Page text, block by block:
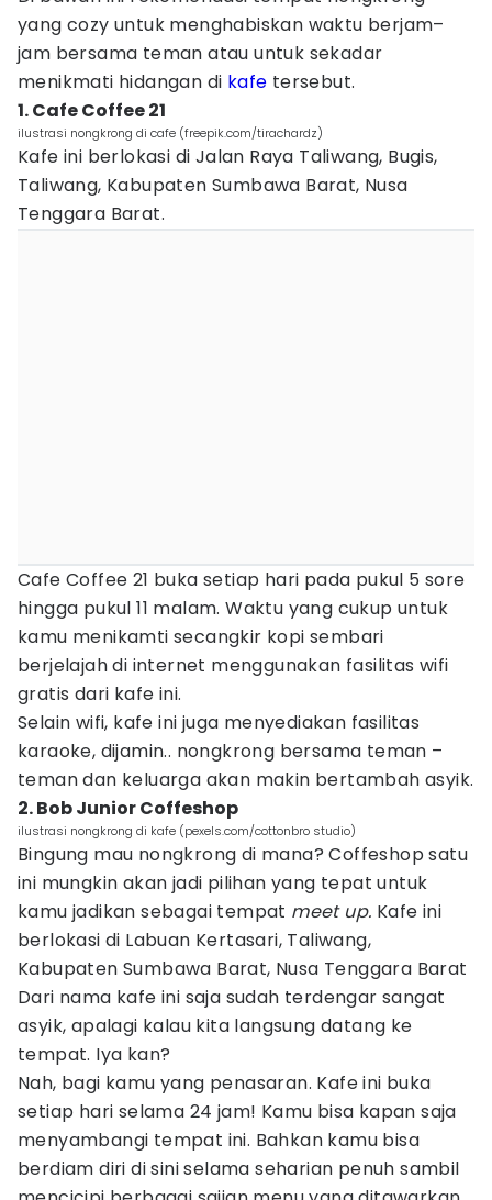
yang cozy untuk menghabiskan waktu berjam–
jam bersama teman atau untuk sekadar
menikmati hidangan di kafe tersebut.
1. Cafe Coffee 21
ilustrasi nongkrong di cafe (freepik.com/tirachardz)
Kafe ini berlokasi di Jalan Raya Taliwang, Bugis,
Taliwang, Kabupaten Sumbawa Barat, Nusa
Tenggara Barat.
Cafe Coffee 21 buka setiap hari pada pukul 5 sore
hingga pukul 11 malam. Waktu yang cukup untuk
kamu menikamti secangkir kopi sembari
berjelajah di internet menggunakan fasilitas wifi
gratis dari kafe ini.
Selain wifi, kafe ini juga menyediakan fasilitas
karaoke, dijamin.. nongkrong bersama teman –
teman dan keluarga akan makin bertambah asyik.
2. Bob Junior Coffeshop
ilustrasi nongkrong di kafe (pexels.com/cottonbro studio)
Bingung mau nongkrong di mana? Coffeshop satu
ini mungkin akan jadi pilihan yang tepat untuk
kamu jadikan sebagai tempat meet up. Kafe ini
berlokasi di Labuan Kertasari, Taliwang,
Kabupaten Sumbawa Barat, Nusa Tenggara Barat
Dari nama kafe ini saja sudah terdengar sangat
asyik, apalagi kalau kita langsung datang ke
tempat. Iya kan?
Nah, bagi kamu yang penasaran. Kafe ini buka
setiap hari selama 24 jam! Kamu bisa kapan saja
menyambangi tempat ini. Bahkan kamu bisa
berdiam diri di sini selama seharian penuh sambil